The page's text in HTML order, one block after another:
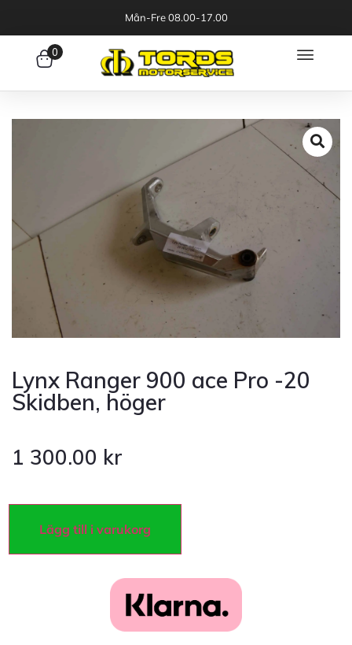
Mån-Fre 08.00-17.00
0
Lynx Ranger 900 ace Pro -20
Skidben, höger
1 300.00 kr
Lägg till i varukorg